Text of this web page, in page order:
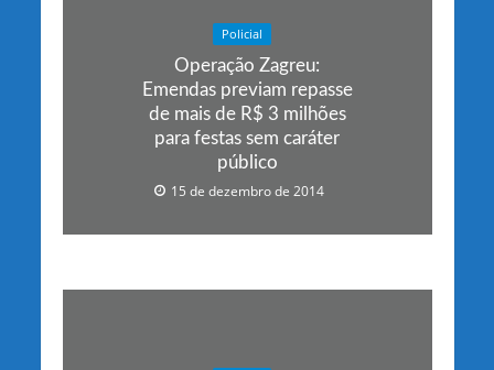
Policial
Operação Zagreu:
Emendas previam repasse
de mais de R$ 3 milhões
para festas sem caráter
público
15 de dezembro de 2014